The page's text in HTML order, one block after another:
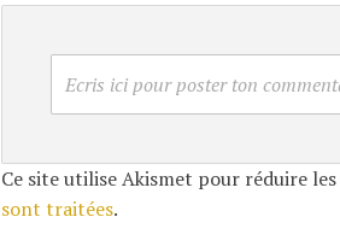
Ecris ici pour poster ton
Ce site utilise Akismet pour réduire
sont traitées.